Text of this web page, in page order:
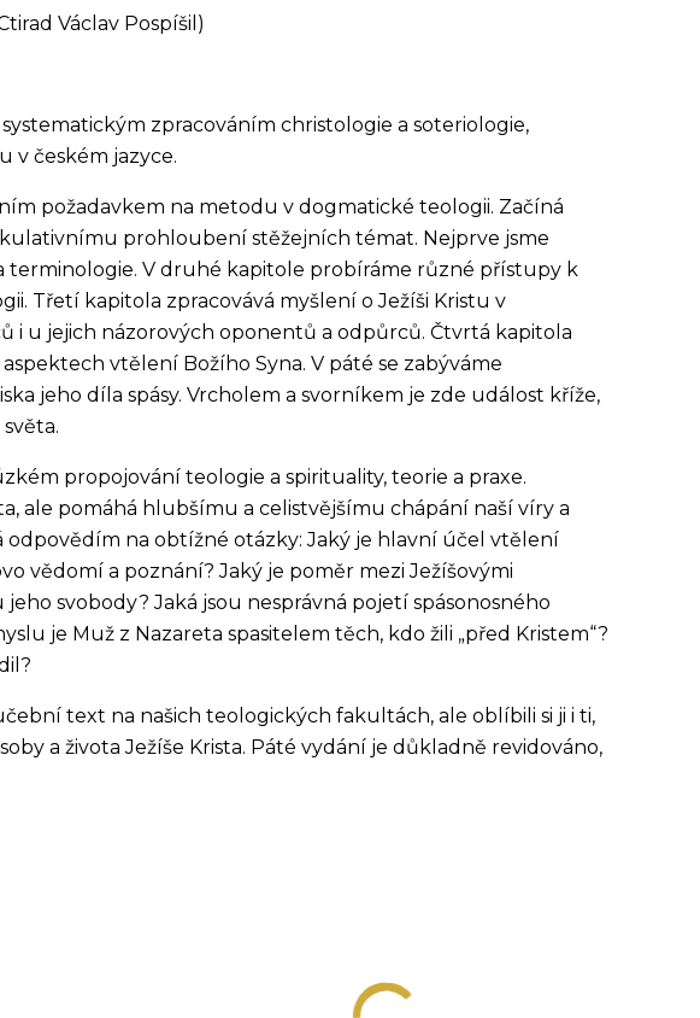
Václav Pospíšil)
zpracováním christologie a soteriologie,
v českém jazyce.
požadavkem na metodu v dogmatické teologii. Začíná
prohloubení stěžejních témat. Nejprve jsme
terminologie. V druhé kapitole probíráme různé přístupy k
Třetí kapitola zpracovává myšlení o Ježíši Kristu v
i u jejich názorových oponentů a odpůrců. Čtvrtá kapitola
vtělení Božího Syna. V páté se zabýváme
jeho díla spásy. Vrcholem a svorníkem je zde událost kříže,
propojování teologie a spirituality, teorie a praxe.
ale pomáhá hlubšímu a celistvějšímu chápání naší víry a
odpovědím na obtížné otázky: Jaký je hlavní účel vtělení
vědomí a poznání? Jaký je poměr mezi Ježíšovými
svobody? Jaká jsou nesprávná pojetí spásonosného
je Muž z Nazareta spasitelem těch, kdo žili „před Kristem“?
text na našich teologických fakultách, ale oblíbili si ji i ti,
a života Ježíše Krista. Páté vydání je důkladně revidováno,